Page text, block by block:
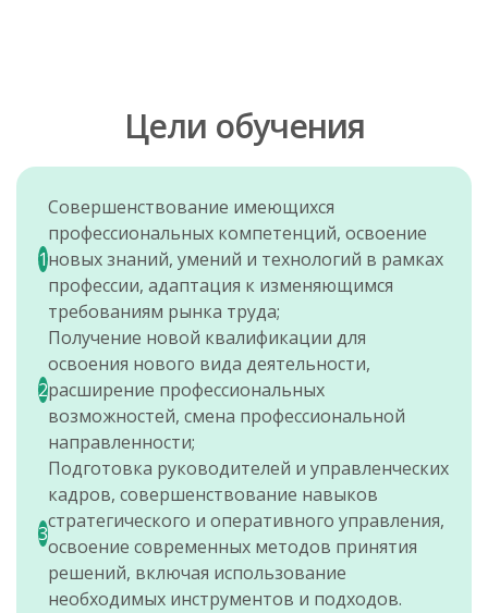
Цели обучения
1
Совершенствование имеющихся
профессиональных компетенций, освоение
новых знаний, умений и технологий в рамках
профессии, адаптация к изменяющимся
требованиям рынка труда;
2
Получение новой квалификации для
освоения нового вида деятельности,
расширение профессиональных
возможностей, смена профессиональной
направленности;
3
Подготовка руководителей и управленческих
кадров, совершенствование навыков
стратегического и оперативного управления,
освоение современных методов принятия
решений, включая использование
необходимых инструментов и подходов.